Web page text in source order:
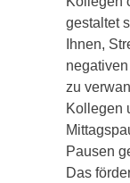
gestaltet
Ihnen,
zu
Kollegen
Pausen
Das